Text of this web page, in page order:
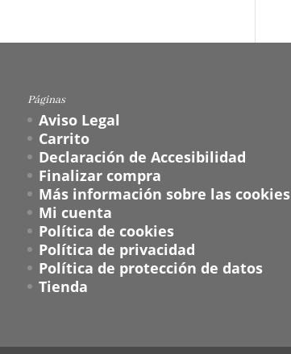
Páginas
Aviso Legal
Carrito
Declaración de Accesibilidad
Finalizar compra
Más información sobre las cookies
Mi cuenta
Política de cookies
Política de privacidad
Política de protección de datos
Tienda